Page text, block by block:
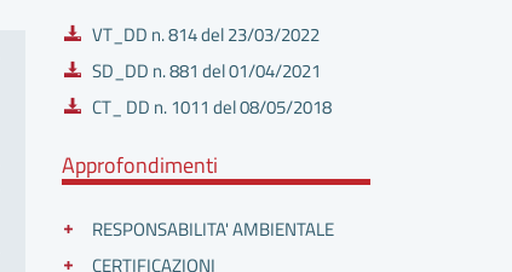
VT_DD n. 814 del 23/03/2022
SD_DD n. 881 del 01/04/2021
CT_ DD n. 1011 del 08/05/2018
Approfondimenti
RESPONSABILITA' AMBIENTALE
CERTIFICAZIONI